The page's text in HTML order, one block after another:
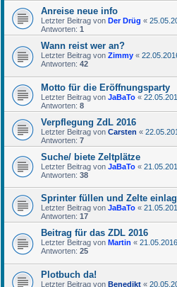
Anreise neue info
Letzter Beitrag von Der Drüg «
Antworten: 1
Wann reist wer an?
Letzter Beitrag von Zimmy «
Antworten: 42
Motto für die Eröffnungsparty
Letzter Beitrag von JaBaTo «
Antworten: 8
Verpflegung ZdL 2016
Letzter Beitrag von Carsten «
Antworten: 7
Suche/ biete Zeltplätze
Letzter Beitrag von JaBaTo «
Antworten: 38
Sprinter füllen und Zelte
Letzter Beitrag von JaBaTo «
Antworten: 17
Beitrag für das ZDL 2016
Letzter Beitrag von Martin «
Antworten: 25
Plotbuch da!
Letzter Beitrag von Benedikt «